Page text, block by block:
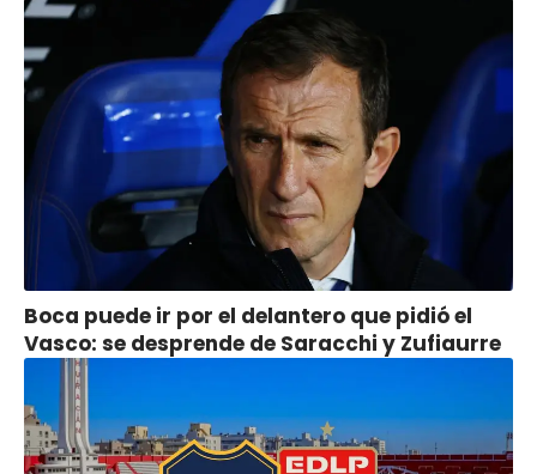
Boca puede ir por el delantero que pidió el
Vasco: se desprende de Saracchi y Zufiaurre